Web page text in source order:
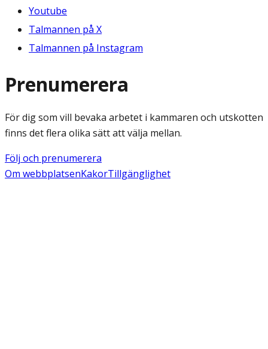
Youtube
Talmannen på X
Talmannen på Instagram
Prenumerera
För dig som vill bevaka arbetet i kammaren och utskotten
finns det flera olika sätt att välja mellan.
Följ och prenumerera
Om webbplatsenKakorTillgänglighet